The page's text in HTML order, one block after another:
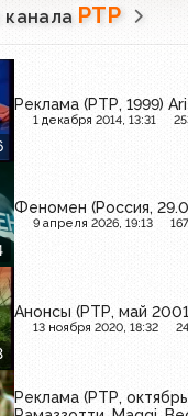
канала РТР
Реклама (РТР, 1999)
1 декабря 2014, 13:31
Феномен (Россия,
9 апреля 2026, 19:13 167
Анонсы (РТР, май
13 ноября 2020, 18:32
Реклама (РТР,